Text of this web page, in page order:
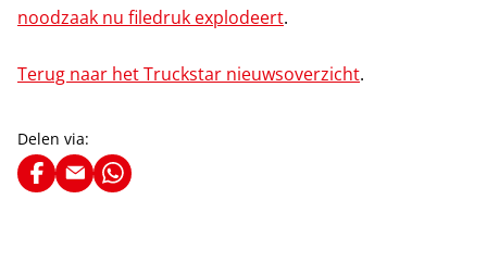
noodzaak nu filedruk explodeert.
Terug naar het Truckstar nieuwsoverzicht.
Delen via: